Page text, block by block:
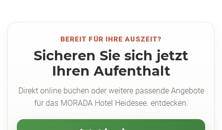
BEREIT FÜR IHRE AUSZEIT?
Sicheren Sie sich jetzt
Ihren Aufenthalt
Direkt online buchen oder weitere passende Angebote
für das MORADA Hotel Heidesee. entdecken.